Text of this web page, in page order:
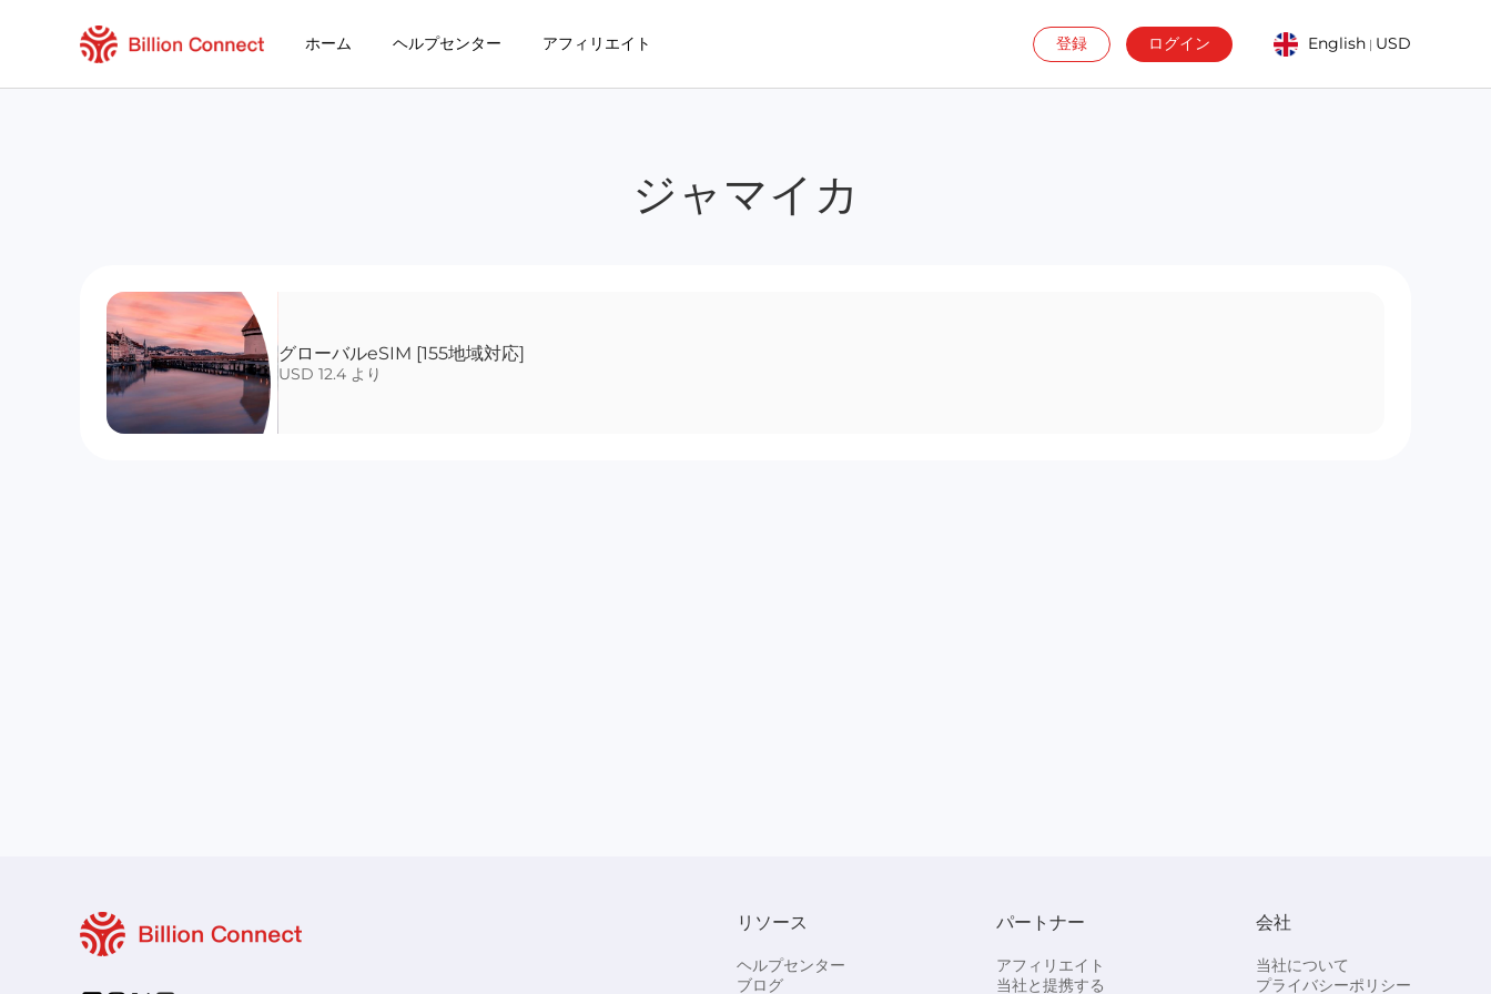
ホーム ヘルプセンター アフィリエイト 登録 ログイン English | USD
ジャマイカ
グローバルeSIM [155地域対応]
USD 12.4 より
リソース
ヘルプセンター
ブログ
パートナー
アフィリエイト
当社と提携する
会社
当社について
プライバシーポリシー